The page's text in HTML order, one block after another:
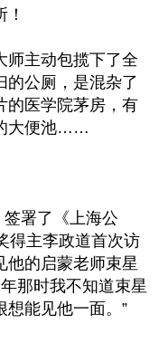
师主动包揽下了全
的公厕，是混杂了
的医学院茅房，有
大便池……
署了《上海公
得主李政道首次访
他的启蒙老师束星
那时我不知道束星
想能见他一面。”